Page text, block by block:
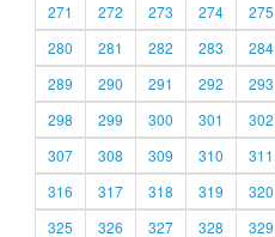
271
272 273 274 275
280
281 282 283 284
289
290 291 292 293
298
299 300 301 302
307
308 309 310 311
316
317 318 319 320
325
326 327 328 329